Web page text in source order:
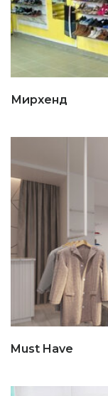
Мирхенд
Must Have